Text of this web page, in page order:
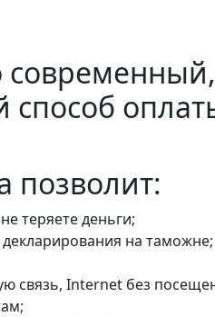
современный,
способ
позволит:
теряете деньги;
на таможне;
связь, Internet без